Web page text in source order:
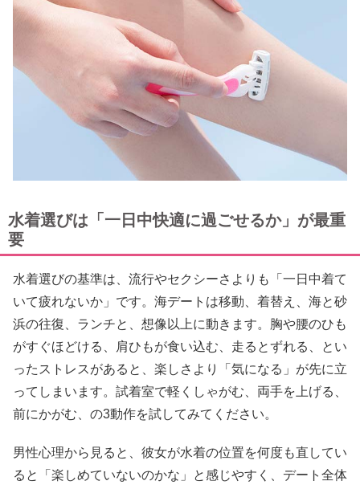
水着選びは「一日中快適に過ごせるか」が最重
要
水着選びの基準は、流行やセクシーさよりも「一日中着て
いて疲れないか」です。海デートは移動、着替え、海と砂
浜の往復、ランチと、想像以上に動きます。胸や腰のひも
がすぐほどける、肩ひもが食い込む、走るとずれる、とい
ったストレスがあると、楽しさより「気になる」が先に立
ってしまいます。試着室で軽くしゃがむ、両手を上げる、
前にかがむ、の3動作を試してみてください。
男性心理から見ると、彼女が水着の位置を何度も直してい
ると「楽しめていないのかな」と感じやすく、デート全体